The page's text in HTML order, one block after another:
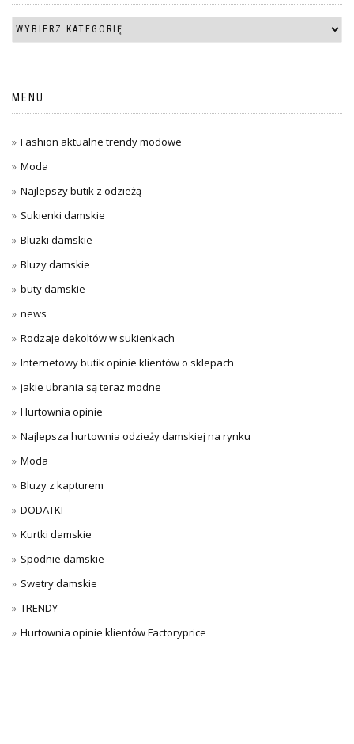
MENU
Fashion aktualne trendy modowe
Moda
Najlepszy butik z odzieżą
Sukienki damskie
Bluzki damskie
Bluzy damskie
buty damskie
news
Rodzaje dekoltów w sukienkach
Internetowy butik opinie klientów o sklepach
jakie ubrania są teraz modne
Hurtownia opinie
Najlepsza hurtownia odzieży damskiej na rynku
Moda
Bluzy z kapturem
DODATKI
Kurtki damskie
Spodnie damskie
Swetry damskie
TRENDY
Hurtownia opinie klientów Factoryprice